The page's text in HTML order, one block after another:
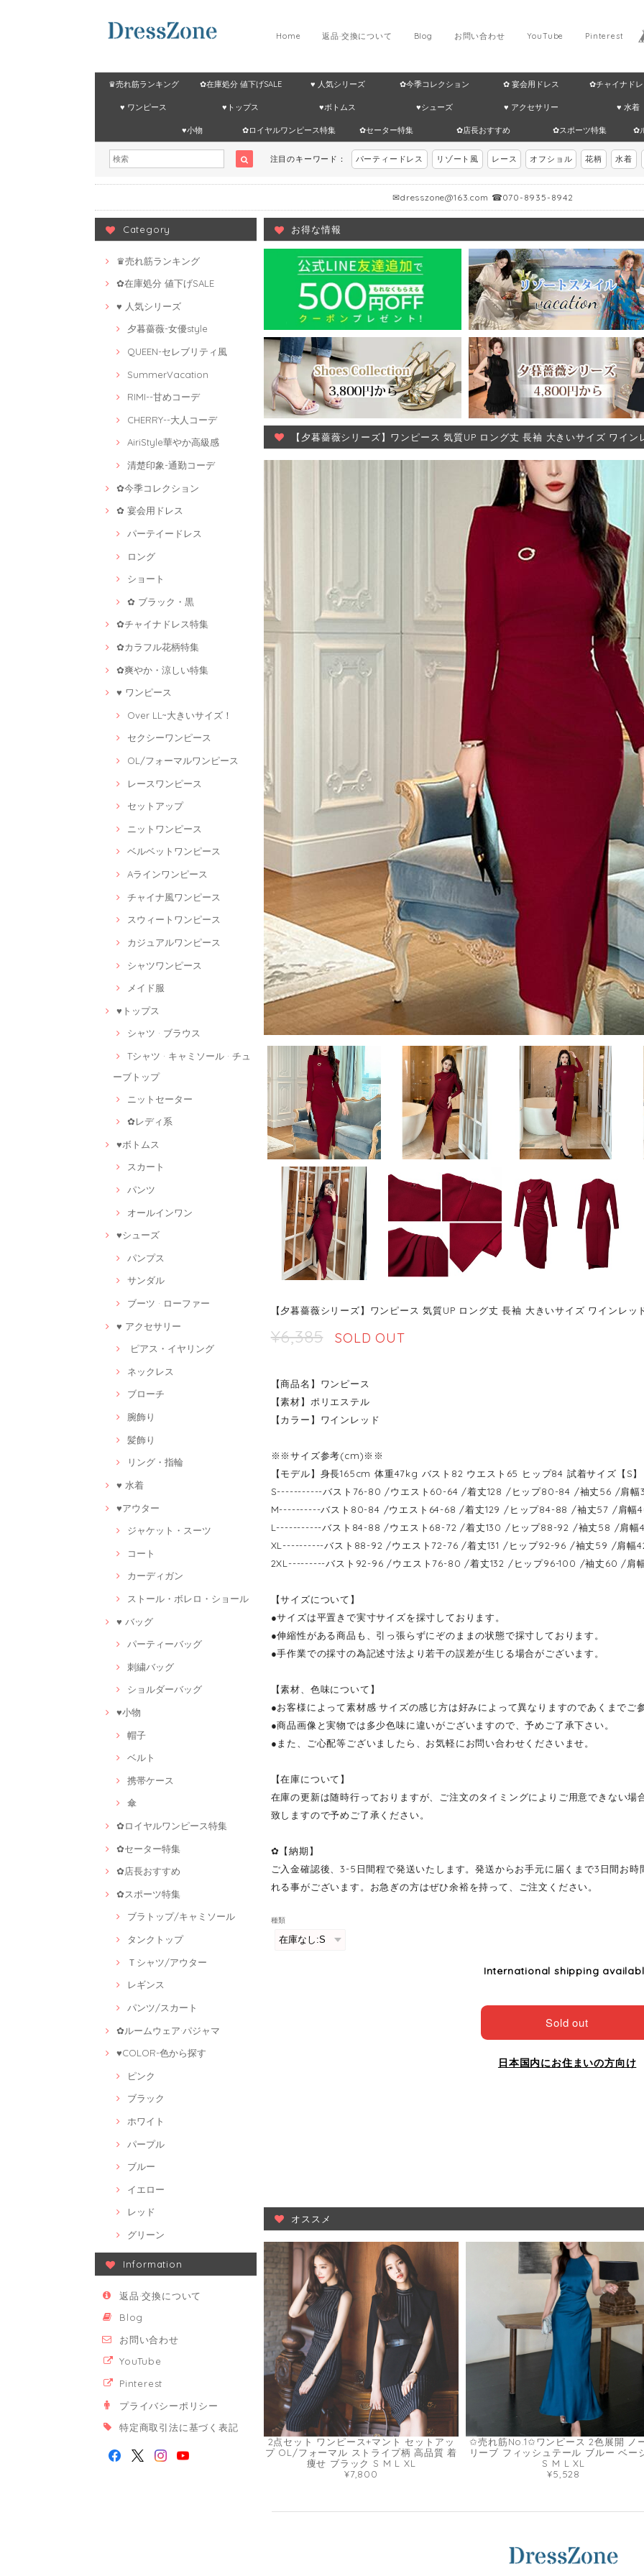
Pinterest
YouTube
お問い合わせ
Blog
返品·交換について
Home
♛売れ筋ランキング ✿在庫処分 値下げSALE ♥ 人気シリーズ ✿今季コレクション ✿ 宴会用ドレス ✿チャイナド
♥ ワンピース ♥トップス ♥ボトムス ♥シューズ ♥ アクセサリー ♥ 水着
♥小物 ✿ロイヤルワンピース特集 ✿セーター特集 ✿店長おすすめ ✿スポーツ特集 ✿
注目のキーワード： パーティードレス リゾート風 レース オフショル 花柄 水着
✉dresszone@163.com ☎070-8935-8942
Category
♛売れ筋ランキング
✿在庫処分 値下げSALE
♥ 人気シリーズ
夕暮薔薇-女優style
QUEEN-セレブリティ風
SummerVacation
RIMI--甘めコーデ
CHERRY--大人コーデ
AiriStyle華やか高級感
清楚印象-通勤コーデ
✿今季コレクション
✿ 宴会用ドレス
パーテイードレス
ロング
ショート
✿ ブラック・黒
✿チャイナドレス特集
✿カラフル花柄特集
✿爽やか・涼しい特集
♥ ワンピース
Over LL~大きいサイズ！
セクシーワンピース
OL/フォーマルワンピース
レースワンピース
セットアップ
ニットワンピース
ベルベットワンピース
Aラインワンピース
チャイナ風ワンピース
スウィートワンピース
カジュアルワンピース
シャツワンピース
メイド服
♥トップス
シャツ · ブラウス
Tシャツ · キャミソール · チュ
ーブトップ
ニットセーター
✿レディ系
♥ボトムス
スカート
パンツ
オールインワン
♥シューズ
パンプス
サンダル
ブーツ · ローファー
♥ アクセサリー
ピアス・イヤリング
ネックレス
ブローチ
腕飾り
髪飾り
リング・指輪
♥ 水着
♥アウター
ジャケット・スーツ
コート
カーディガン
ストール・ボレロ・ショール
♥ バッグ
パーティーバッグ
刺繍バッグ
ショルダーバッグ
♥小物
帽子
ベルト
携帯ケース
傘
✿ロイヤルワンピース特集
✿セーター特集
✿店長おすすめ
✿スポーツ特集
ブラトップ/キャミソール
タンクトップ
Ｔシャツ/アウター
レギンス
パンツ/スカート
✿ルームウェア·パジャマ
♥COLOR-色から探す
ピンク
ブラック
ホワイト
パープル
ブルー
イエロー
レッド
グリーン
Information
返品·交換について
Blog
お問い合わせ
YouTube
Pinterest
プライバシーポリシー
特定商取引法に基づく表記
お得な情報
【夕暮薔薇シリーズ】ワンピース 気質UP ロング丈 長袖 大きいサイズ ワイン
【夕暮薔薇シリーズ】ワンピース 気質UP ロング丈 長袖 大きいサイズ ワインレッ
¥6,385 SOLD OUT
【商品名】ワンピース
【素材】ポリエステル
【カラー】ワインレッド
※※サイズ参考(cm)※※
【モデル】身長165cm 体重47kg バスト82 ウエスト65 ヒップ84 試着サイズ【S】
S-----------バスト76-80 /ウエスト60-64 /着丈128 /ヒップ80-84 /袖丈56 /肩幅
M----------バスト80-84 /ウエスト64-68 /着丈129 /ヒップ84-88 /袖丈57 /肩幅
L-----------バスト84-88 /ウエスト68-72 /着丈130 /ヒップ88-92 /袖丈58 /肩幅
XL----------バスト88-92 /ウエスト72-76 /着丈131 /ヒップ92-96 /袖丈59 /肩幅
2XL---------バスト92-96 /ウエスト76-80 /着丈132 /ヒップ96-100 /袖丈60 /肩
【サイズについて】
●サイズは平置きで実寸サイズを採寸しております。
●伸縮性がある商品も、引っ張らずにぞのままの状態で採寸しております。
●手作業での採寸の為記述寸法より若干の誤差が生じる場合がございます。
【素材、色味について】
●お客様によって素材感·サイズの感じ方は好みによって異なりますのであくまでご
●商品画像と実物では多少色味に違いがございますので、予めご了承下さい。
●また、ご心配等ございましたら、お気軽にお問い合わせくださいませ。
【在庫について】
在庫の更新は随時行っておりますが、ご注文のタイミングによりご用意できない場
致しますので予めご了承ください。
✿【納期】
ご入金確認後、3-5日間程で発送いたします。発送からお手元に届くまで3日間お
れる事がございます。お急ぎの方はぜひ余裕を持って、ご注文ください。
種類
International shipping
Sold out
日本国内にお住まいの方向け
オススメ
2点セット ワンピース+マント セットアッ
プ OL/フォーマル ストライプ柄 高品質 着
痩せ ブラック S M L XL
¥7,800
✩売れ筋No.1✩ワンピース 2色展開 ノ
リーブ フィッシュテール ブルー ベー
S M L XL
¥5,528